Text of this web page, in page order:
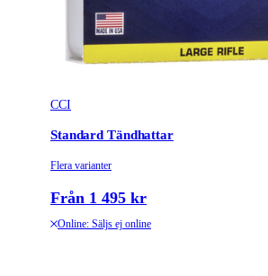
CCI
Standard Tändhattar
Flera varianter
Från 1 495 kr
Online: Säljs ej online